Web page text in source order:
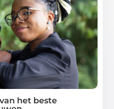
het beste